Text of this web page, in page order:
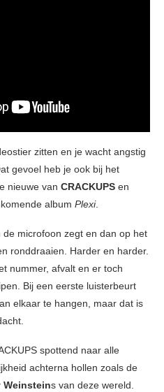
zitten en je wacht angstig
gevoel heb je ook bij het
nieuwe van CRACKUPS en
album Plexi.
microfoon zegt en dan op het
ronddraaien. Harder en harder.
nummer, afvalt en er toch
Bij een eerste luisterbeurt
elkaar te hangen, maar dat is
spottend naar alle
achterna hollen zoals de
Weinsteins van deze wereld.